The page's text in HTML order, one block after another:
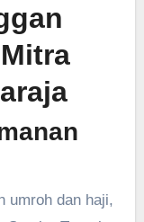
umroh dan haji,